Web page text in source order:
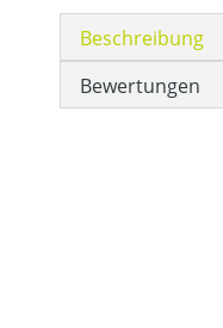
Beschreibung
Bewertungen